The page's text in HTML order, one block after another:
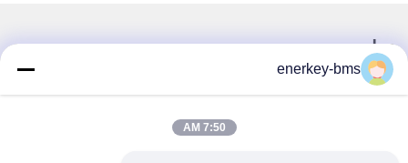
تماس سریع
منطقه A، طبقه 9، ساختمان G، پارک صنعتی گوانچنگ با کربن
پایین، جامعه شانگکون، خیابان گونگ مینگ، منطقه گوانگ مینگ،
enerkey-bms
7:50 AM